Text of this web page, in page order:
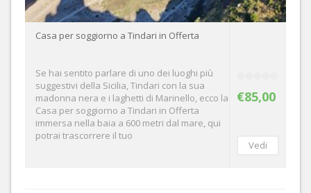
€85,00
Casa per soggiorno a Tindari in Offerta
Se hai sentito parlare di uno dei luoghi più
suggestivi della Sicilia, Tindari con la sua
madonna nera e i laghetti di Marinello, ecco la
Casa per soggiorno a Tindari in Offerta
immersa nella baia a 600 metri dal mare, qui
potrai trascorrere il tuo